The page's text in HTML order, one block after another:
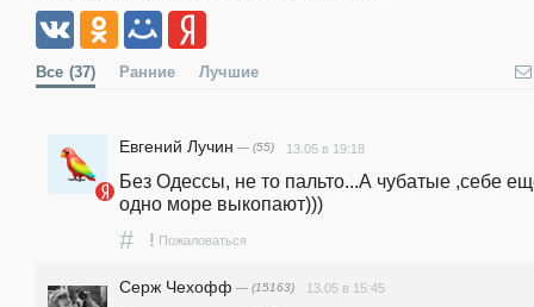
Все (37) Ранние Лучшие
Евгений Лучин — (55) 13.05 в 19:18
Без Одессы, не то пальто...А чубатые ,себе
одно море выкопают)))
# ! Пожаловаться
Серж Чехофф — (15163) 13.05 в 15:45